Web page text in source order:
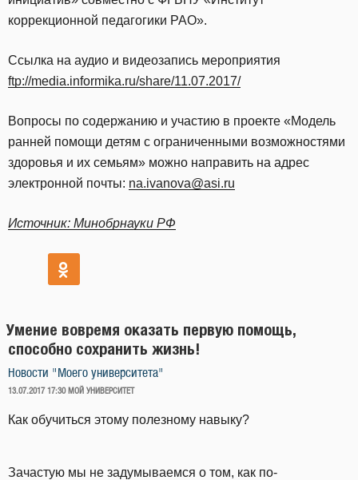
коррекционной педагогики РАО».
Ссылка на аудио и видеозапись мероприятия
ftp://media.informika.ru/share/11.07.2017/
Вопросы по содержанию и участию в проекте «Модель
ранней помощи детям с ограниченными возможностями
здоровья и их семьям» можно направить на адрес
электронной почты: na.ivanova@asi.ru
Источник: Минобрнауки РФ
Умение вовремя оказать первую помощь,
способно сохранить жизнь!
Новости "Моего университета"
ОПУБЛИКОВАНО
13.07.2017 17:30 МОЙ УНИВЕРСИТЕТ
Как обучиться этому полезному навыку?
Зачастую мы не задумываемся о том, как по-